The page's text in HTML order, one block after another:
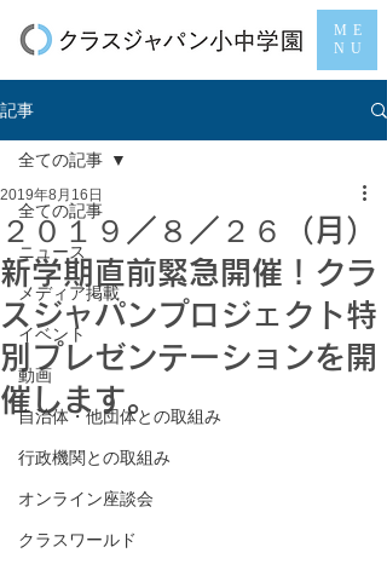
ME
NU
記事
全ての記事
ニュース
メディア掲載
イベント
動画
自治体・他団体との取組み
行政機関との取組み
オンライン座談会
クラスワールド
全ての記事
２０１９／８／２６（月）
新学期直前緊急開催！クラ
スジャパンプロジェクト特
別プレゼンテーションを開
催します。
2019年8月16日